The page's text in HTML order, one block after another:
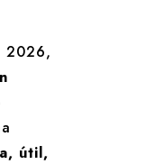
2026,
útil,